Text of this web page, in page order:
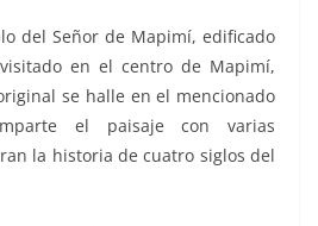
del Señor de Mapimí, edificado
en el centro de Mapimí,
se halle en el mencionado
el paisaje con varias
la historia de cuatro siglos del